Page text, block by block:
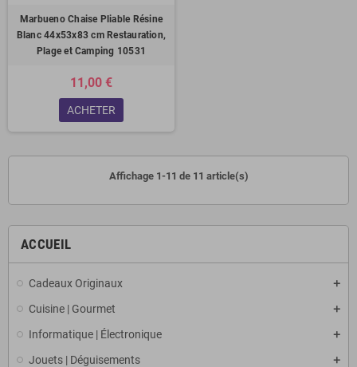
ACCUEIL
Cadeaux Originaux
Cuisine | Gourmet
Informatique | Électronique
Jouets | Déguisements
Marbueno Chaise Pliable Résine
Blanc 44x53x83 cm Restauration,
Plage et Camping 10531
11,00 €
ACHETER
Affichage 1-11 de 11 article(s)